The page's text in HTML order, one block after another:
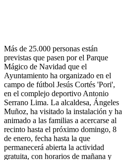
Más de 25.000 personas están
previstas que pasen por el Parque
Mágico de Navidad que el
Ayuntamiento ha organizado en el
campo de fútbol Jesús Cortés 'Pori',
en el complejo deportivo Antonio
Serrano Lima. La alcaldesa, Ángeles
Muñoz, ha visitado la instalación y ha
animado a las familias a acercarse al
recinto hasta el próximo domingo, 8
de enero, fecha hasta la que
permanecerá abierta la actividad
gratuita, con horarios de mañana y